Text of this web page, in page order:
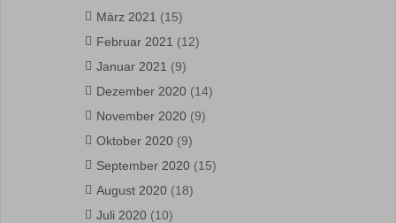
März 2021 (15)
Februar 2021 (12)
Januar 2021 (9)
Dezember 2020 (14)
November 2020 (9)
Oktober 2020 (9)
September 2020 (15)
August 2020 (18)
Juli 2020 (10)